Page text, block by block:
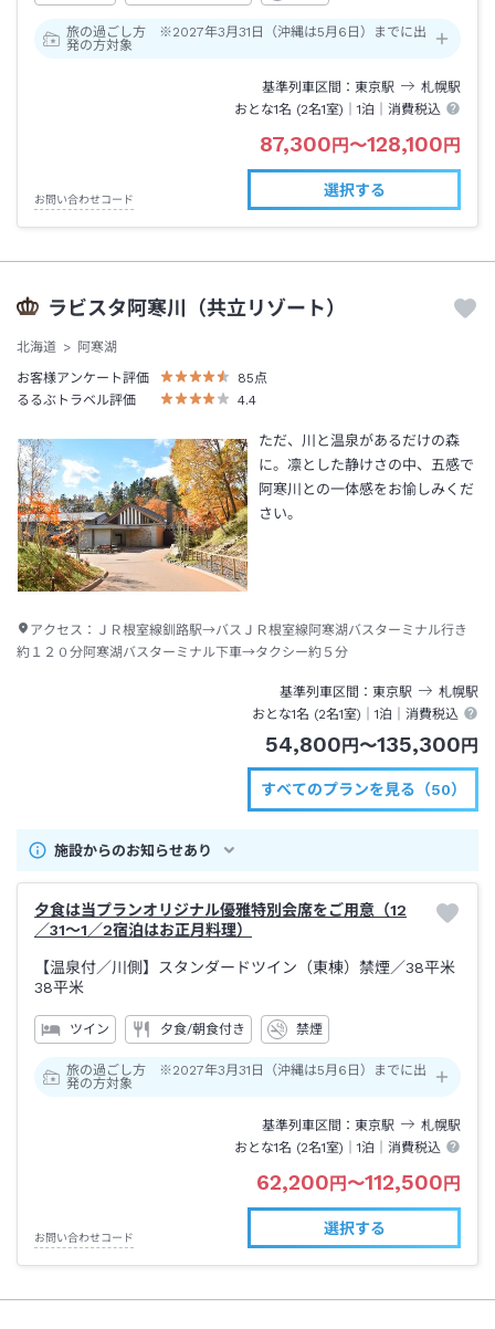
旅の過ごし方 ※2027年3月31日（沖縄は5月6日）までに出
発の方対象
基準列車区間 東京駅 札幌駅
おとな1名 (2名1室)｜1泊 ｜消費税込
87,300 円 〜128,100 円
お問い合わせコード
選択する
ラビスタ阿寒川（共立リゾート）
北海道
阿寒湖
お客様アンケート評価
85 点
るるぶトラベル評価
4.4
ただ、川と温泉があるだけの森
に。凛とした静けさの中、五感で
阿寒川との一体感をお愉しみくだ
さい。
アクセス： ＪＲ根室線釧路駅→バスＪＲ根室線阿寒湖バスターミナル行き
約１２０分阿寒湖バスターミナル下車→タクシー約５分
基準列車区間 東京駅 札幌駅
おとな1名 (2名1室)｜1泊 ｜消費税込
54,800 円 〜135,300 円
すべてのプランを見る（50）
施設からのお知らせあり
夕食は当プランオリジナル優雅特別会席をご用意（12
／31～1／2宿泊はお正月料理）
【温泉付／川側】スタンダードツイン（東棟）禁煙／38平米
38平米
ツイン 夕食/朝食付き 禁煙
旅の過ごし方 ※2027年3月31日（沖縄は5月6日）までに出
発の方対象
基準列車区間 東京駅 札幌駅
おとな1名 (2名1室)｜1泊 ｜消費税込
62,200 円 〜112,500 円
お問い合わせコード
選択する